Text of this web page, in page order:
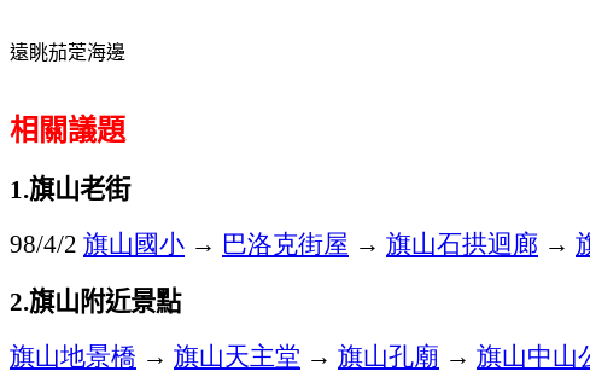
遠眺茄萣海邊
相關議題
1.旗山老街
98/4/2 旗山國小 → 巴洛克街屋 → 旗山石拱迴廊 →
2.旗山附近景點
旗山地景橋 → 旗山天主堂 → 旗山孔廟 → 旗山中山